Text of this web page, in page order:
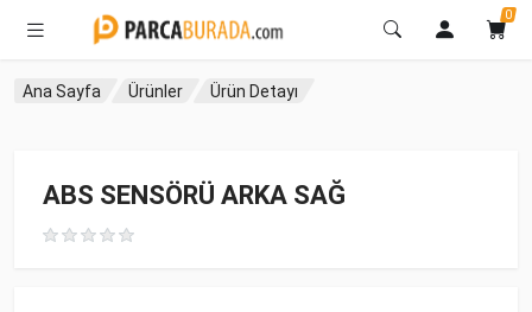
0
Ana Sayfa Ürünler Ürün Detayı
ABS SENSÖRÜ ARKA SAĞ